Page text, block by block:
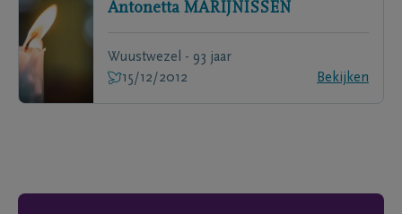
Antonetta MARIJNISSEN
Wuustwezel - 93 jaar
15/12/2012
Bekijken